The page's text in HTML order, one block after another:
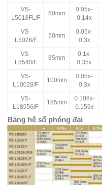
VS-
L5018FL/F
50mm
0.05x-
0.14x
VS-
L5028/F
50mm
0.05x-
0.3x
VS-
L8540/F
85mm
0.1x-
0.35x
VS-
L10028/F
100mm
0.05x-
0.3x
VS-
L18556/F
185mm
0.108x-
0.159x
Bảng hệ số phóng đại